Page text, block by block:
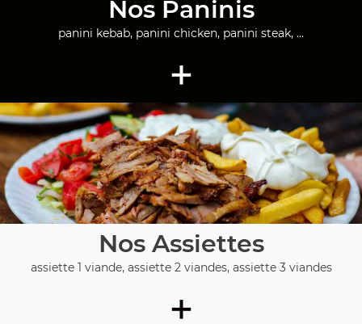
Nos Paninis
panini kebab, panini chicken, panini steak, ...
+
Nos Assiettes
assiette 1 viande, assiette 2 viandes, assiette 3 viandes
+